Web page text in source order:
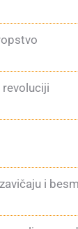
revoluciji
i